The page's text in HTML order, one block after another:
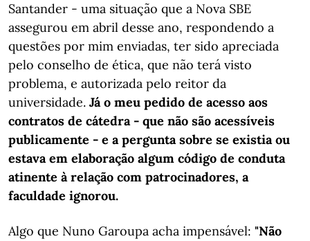
Santander - uma situação que a Nova SBE
assegurou em abril desse ano, respondendo a
questões por mim enviadas, ter sido apreciada
pelo conselho de ética, que não terá visto
problema, e autorizada pelo reitor da
universidade. Já o meu pedido de acesso aos
contratos de cátedra - que não são acessíveis
publicamente - e a pergunta sobre se existia ou
estava em elaboração algum código de conduta
atinente à relação com patrocinadores, a
faculdade ignorou.
Algo que Nuno Garoupa acha impensável: "Não